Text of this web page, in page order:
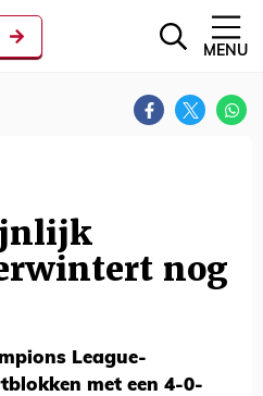
MENU
nog
League-
met een 4-0-